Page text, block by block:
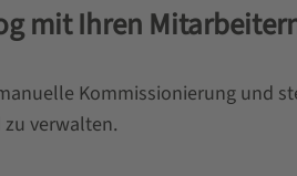
mit Ihren
Kommissionierung und
verwalten.